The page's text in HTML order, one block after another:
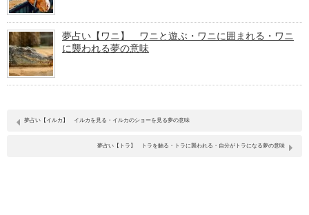
夢占い【ワニ】 ワニと遊ぶ・ワニに囲まれる・ワニ
に襲われる夢の意味
夢占い【イルカ】 イルカを見る・イルカのショーを見る夢の意味
夢占い【トラ】 トラを触る・トラに襲われる・自分がトラになる夢の意味